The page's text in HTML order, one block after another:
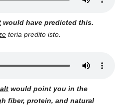
would have predicted this.
teria predito isto.
would point you in the
fiber, protein, and natural